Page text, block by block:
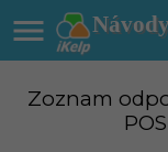

Zoznam